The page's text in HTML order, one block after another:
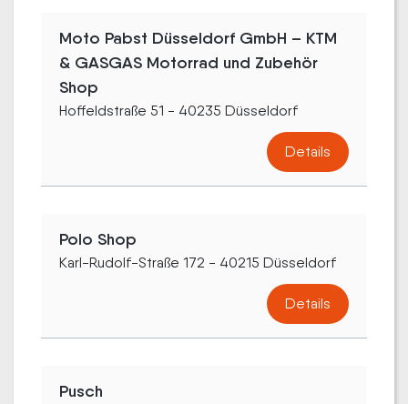
Moto Pabst Düsseldorf GmbH – KTM
& GASGAS Motorrad und Zubehör
Shop
Hoffeldstraße 51 - 40235 Düsseldorf
Details
Polo Shop
Karl-Rudolf-Straße 172 - 40215 Düsseldorf
Details
Pusch